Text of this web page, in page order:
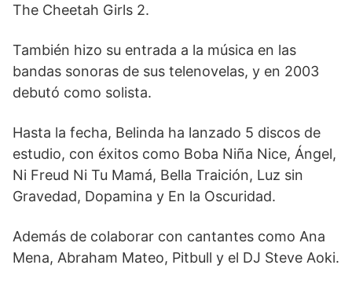
The Cheetah Girls 2.
También hizo su entrada a la música en las
bandas sonoras de sus telenovelas, y en 2003
debutó como solista.
Hasta la fecha, Belinda ha lanzado 5 discos de
estudio, con éxitos como Boba Niña Nice, Ángel,
Ni Freud Ni Tu Mamá, Bella Traición, Luz sin
Gravedad, Dopamina y En la Oscuridad.
Además de colaborar con cantantes como Ana
Mena, Abraham Mateo, Pitbull y el DJ Steve Aoki.